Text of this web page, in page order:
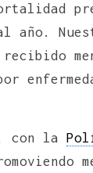
año.
con la